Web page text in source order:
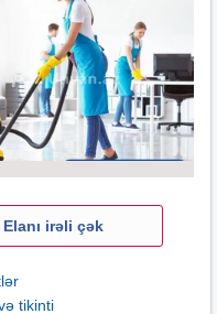
Elanı irəli çək
tikinti